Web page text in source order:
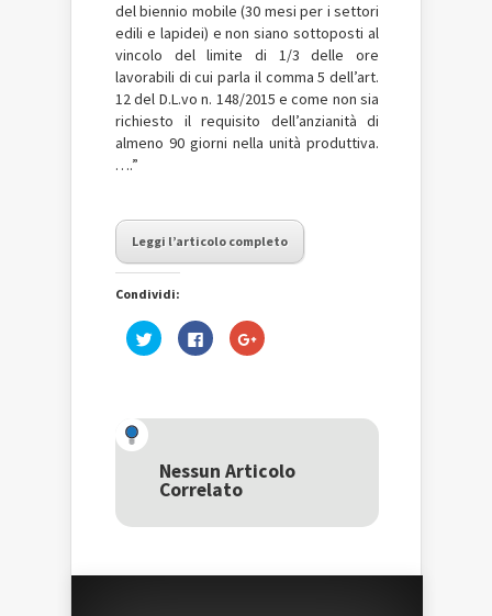
del biennio mobile (30 mesi per i settori
edili e lapidei) e non siano sottoposti al
vincolo del limite di 1/3 delle ore
lavorabili di cui parla il comma 5 dell’art.
12 del D.L.vo n. 148/2015 e come non sia
richiesto il requisito dell’anzianità di
almeno 90 giorni nella unità produttiva.
….”
Leggi l’articolo completo
Condividi:
Fai
clic
una
nuova
finestra)
Fai
clic
nuova
finestra)
Fai
clic
una
nuova
Nessun Articolo
Correlato